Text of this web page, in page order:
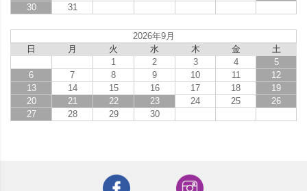
30
31
2026年9月
日
月 火 水 木 金
土
1
2 3 4
5
6
7 8 9 10 11
12
13
14 15 16 17 18
19
20
21 22 23 24 25
26
27
28 29 30